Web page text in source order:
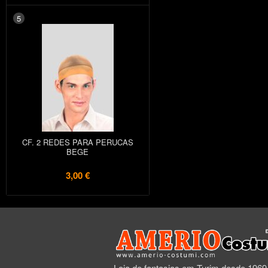
5
CF. 2 REDES PARA PERUCAS
BEGE
3,00 €